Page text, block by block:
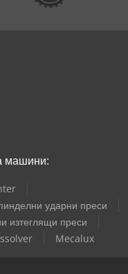
машини:
ударни преси
изтеглящи преси
Mecalux